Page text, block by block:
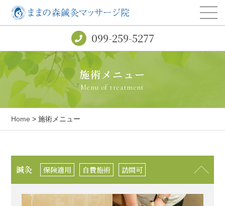
099-259-5277
施術メニュー
Menu of treatment
Home > 施術メニュー
鍼灸 保険適用 自費施術 訪問可